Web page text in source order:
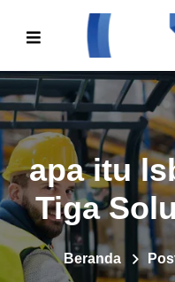
apa itu
Tiga
Beranda